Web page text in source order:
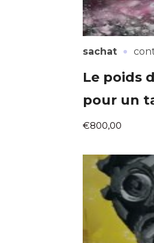
sachat ·
Le poids
pour un
€800,00